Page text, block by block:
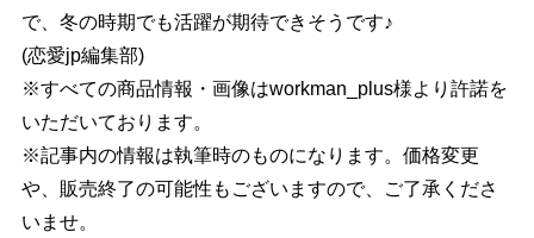
で、冬の時期でも活躍が期待できそうです♪
(恋愛jp編集部)
※すべての商品情報・画像はworkman_plus様より許諾を
いただいております。
※記事内の情報は執筆時のものになります。価格変更
、販売終了の可能性もございますので、ご了承くださ
いませ。